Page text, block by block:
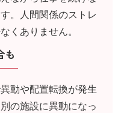
。人間関係のストレ
くありません。
も
動や配置転換が発生
の施設に異動になっ